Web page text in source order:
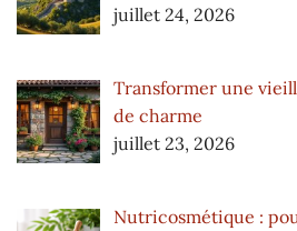
juillet 24, 2026
Transformer une
de charme
juillet 23, 2026
Nutricosmétique :